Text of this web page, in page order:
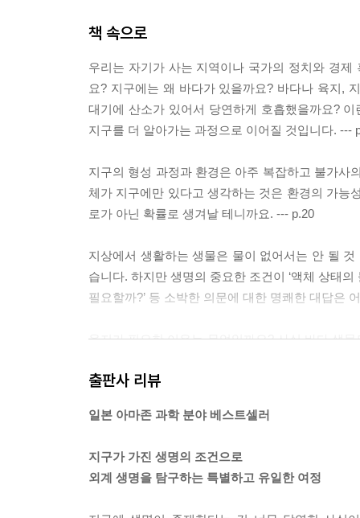
책 속으로
우리는 자기가 사는 지역이나 국가의 정치와 경
요? 지구에는 왜 바다가 있을까요? 바다나 육지,
대기에 산소가 있어서 당연하게 호흡했을까요?
지구를 더 알아가는 과정으로 이어질 것입니다. ---
지구의 형성 과정과 환경은 아주 복잡하고 불가사
체가 지구에만 있다고 생각하는 것은 환경의 가능
로가 아닌 확률로 생겨날 테니까요. --- p.20
지상에서 생활하는 생물은 물이 없어서는 안 될
습니다. 하지만 생명의 중요한 조건이 ‘액체 상태
필요할까?’ 등 소박한 의문에 대한 명쾌한 대답은
육지가 필요한 이유는 무엇일까요? 사실 바다 생
영향을 미칠 뿐 아니라 생물을 구성하는 재료와도
세상에는 산소를 싫어하는 생물이 있습니다. ‘혐
까요? --- p.95
출판사 리뷰
일본 아마존 과학 분야 베스트셀러
지구가 가진 생명의 조건으로
외계 생명을 탐구하는 특별하고 유일한 여정